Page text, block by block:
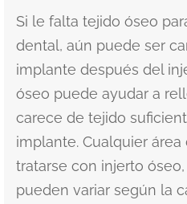
Si le falta tejido óseo
dental, aún puede ser
implante después del
óseo puede ayudar a
carece de tejido
implante. Cualquier
tratarse con injerto
pueden variar según la